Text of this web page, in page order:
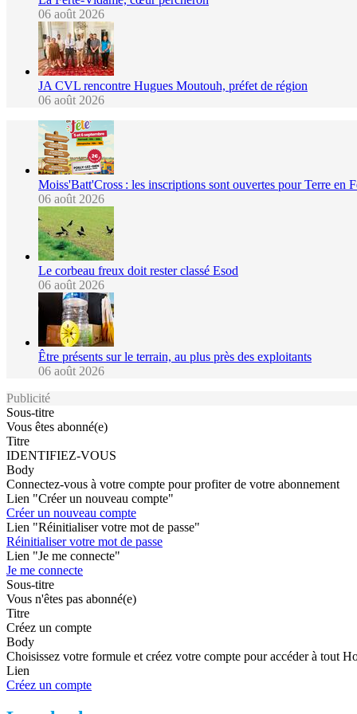
06 août 2026
JA CVL rencontre Hugues Moutouh, préfet de région
06 août 2026
Moiss'Batt'Cross : les inscriptions sont ouvertes pour Terre en
06 août 2026
Le corbeau freux doit rester classé Esod
06 août 2026
Être présents sur le terrain, au plus près des exploitants
06 août 2026
Publicité
Sous-titre
Vous êtes abonné(e)
Titre
IDENTIFIEZ-VOUS
Body
Connectez-vous à votre compte pour profiter de votre abonnement
Lien "Créer un nouveau compte"
Créer un nouveau compte
Lien "Réinitialiser votre mot de passe"
Réinitialiser votre mot de passe
Lien "Je me connecte"
Je me connecte
Sous-titre
Vous n'êtes pas abonné(e)
Titre
Créez un compte
Body
Choisissez votre formule et créez votre compte pour accéder à tout
Lien
Créez un compte